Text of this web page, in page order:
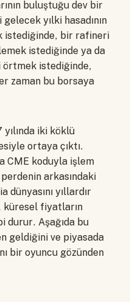
buluştuğu dev bir
yılki hasadının
istediğinde, bir rafineri
istediğinde ya da
istediğinde,
zaman bu borsaya
iki köklü
ortaya çıktı.
CME koduyla işlem
arkasındaki
dünyasını yıllardır
küresel fiyatların
durur. Aşağıda bu
geldiğini ve piyasada
bir oyuncu gözünden